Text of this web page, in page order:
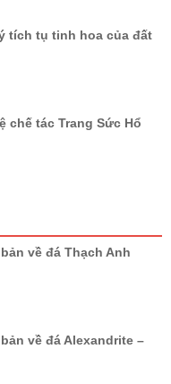
tích tụ tinh hoa của đất
chế tác Trang Sức Hổ
về đá Thạch Anh
về đá Alexandrite –